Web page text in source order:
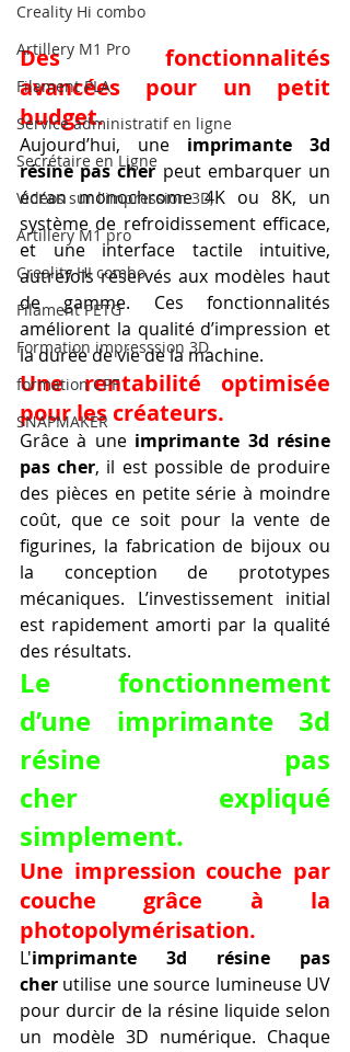
Creality Hi combo
Artillery M1 Pro
Filament PLA
Service administratif en ligne
Secrétaire en Ligne
Vidéos sur l'impression 3D,
Artillery M1 pro
Creality HI combo
Filament PETG
Formation impresssion 3D
formation CPF
SNAPMAKER
Des fonctionnalités
avancées pour un petit
budget.
Aujourd’hui, une imprimante 3d
résine pas cher peut embarquer un
écran monochrome 4K ou 8K, un
système de refroidissement efficace,
et une interface tactile intuitive,
autrefois réservés aux modèles haut
de gamme. Ces fonctionnalités
améliorent la qualité d’impression et
la durée de vie de la machine.
Une rentabilité optimisée
pour les créateurs.
Grâce à une imprimante 3d résine
pas cher, il est possible de produire
des pièces en petite série à moindre
coût, que ce soit pour la vente de
figurines, la fabrication de bijoux ou
la conception de prototypes
mécaniques. L’investissement initial
est rapidement amorti par la qualité
des résultats.
Le fonctionnement
d’une imprimante 3d
résine pas
cher expliqué
simplement.
Une impression couche par
couche grâce à la
photopolymérisation.
L'imprimante 3d résine pas
cher utilise une source lumineuse UV
pour durcir de la résine liquide selon
un modèle 3D numérique. Chaque